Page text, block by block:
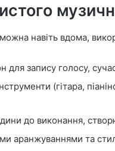
навіть вдома,
для запису голосу,
(гітара,
до виконання,
аранжуваннями та